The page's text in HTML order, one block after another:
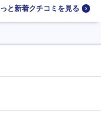
と新着クチコミを見る